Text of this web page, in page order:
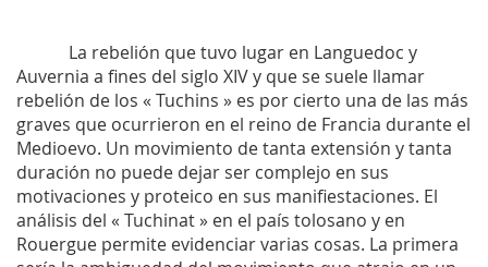
La rebelión que tuvo lugar en Languedoc y
Auvernia a fines del siglo XIV y que se suele llamar
rebelión de los « Tuchins » es por cierto una de las más
graves que ocurrieron en el reino de Francia durante el
Medioevo. Un movimiento de tanta extensión y tanta
duración no puede dejar ser complejo en sus
motivaciones y proteico en sus manifiestaciones. El
análisis del « Tuchinat » en el país tolosano y en
Rouergue permite evidenciar varias cosas. La primera